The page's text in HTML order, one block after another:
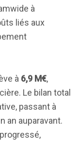
à
liés aux
à 6,9 M€,
Le bilan total
passant à
an auparavant.